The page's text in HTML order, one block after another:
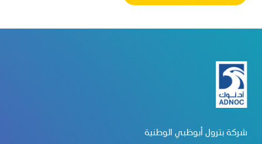
شركة بترول أبوظبي الوطنية